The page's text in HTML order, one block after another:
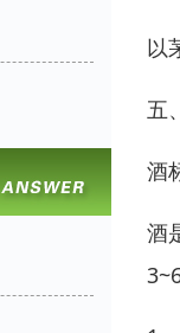
以
五
酒
酒